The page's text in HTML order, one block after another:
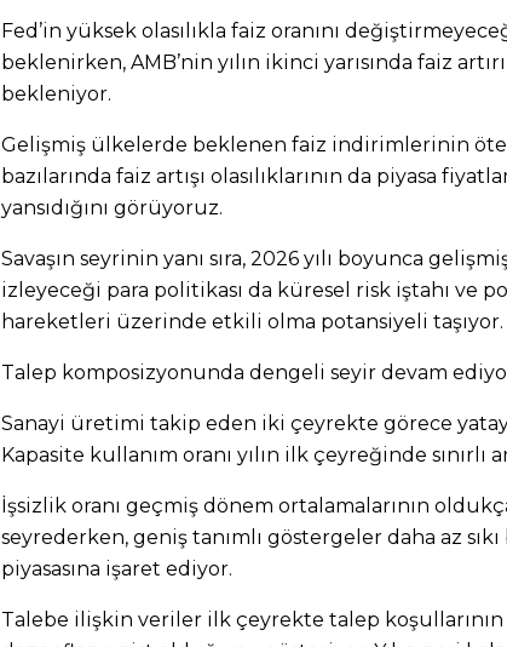
Fed’in yüksek olasılıkla faiz oranını
beklenirken, AMB’nin yılın ikinci yarısında faiz
bekleniyor.
Gelişmiş ülkelerde beklenen faiz indirimlerinin
bazılarında faiz artışı olasılıklarının da piyasa
yansıdığını görüyoruz.
Savaşın seyrinin yanı sıra, 2026 yılı boyunca
izleyeceği para politikası da küresel risk iştahı ve
hareketleri üzerinde etkili olma potansiyeli taşıyor.
Talep komposizyonunda dengeli seyir devam
Sanayi üretimi takip eden iki çeyrekte görece
Kapasite kullanım oranı yılın ilk çeyreğinde sınırlı
İşsizlik oranı geçmiş dönem ortalamalarının
seyrederken, geniş tanımlı göstergeler daha az
piyasasına işaret ediyor.
Talebe ilişkin veriler ilk çeyrekte talep koşullarının